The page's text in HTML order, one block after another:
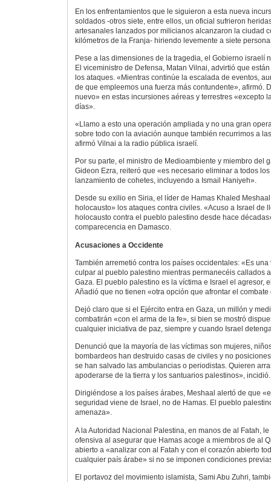
En los enfrentamientos que le siguieron a esta nueva
soldados -otros siete, entre ellos, un oficial sufrieron
artesanales lanzados por milicianos alcanzaron la ciudad
kilómetros de la Franja- hiriendo levemente a siete
Pese a las dimensiones de la tragedia, el Gobierno israelí
El viceministro de Defensa, Matan Vilnai, advirtió que
los ataques. «Mientras continúe la escalada de eventos,
de que empleemos una fuerza más contundente», afirmó.
nuevo» en estas incursiones aéreas y terrestres «excepto
días».
«Llamo a esto una operación ampliada y no una gran
sobre todo con la aviación aunque también recurrimos a
afirmó Vilnai a la radio pública israelí.
Por su parte, el ministro de Medioambiente y miembro del
Gideon Ezra, reiteró que «es necesario eliminar a todos
lanzamiento de cohetes, incluyendo a Ismail Haniyeh».
Desde su exilio en Siria, el líder de Hamas Khaled
holocausto» los ataques contra civiles. «Acuso a Israel de
holocausto contra el pueblo palestino desde hace
comparecencia en Damasco.
Acusaciones a Occidente
También arremetió contra los países occidentales: «Es
culpar al pueblo palestino mientras permanecéis callados
Gaza. El pueblo palestino es la víctima e Israel el agresor,
Añadió que no tienen «otra opción que afrontar el
Dejó claro que si el Ejército entra en Gaza, un millón y
combatirán «con el arma de la fe», si bien se mostró
cualquier iniciativa de paz, siempre y cuando Israel
Denunció que la mayoría de las víctimas son mujeres,
bombardeos han destruido casas de civiles y no
se han salvado las ambulancias o periodistas. Quieren
apoderarse de la tierra y los santuarios palestinos», incidió.
Dirigiéndose a los países árabes, Meshaal alertó de que
seguridad viene de Israel, no de Hamas. El pueblo
amenaza».
A la Autoridad Nacional Palestina, en manos de al Fatah,
ofensiva al asegurar que Hamas acoge a miembros de al
abierto a «analizar con al Fatah y con el corazón abierto
cualquier país árabe» si no se imponen condiciones
El portavoz del movimiento islamista, Sami Abu Zuhri,